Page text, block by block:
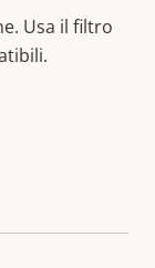
Usa il filtro